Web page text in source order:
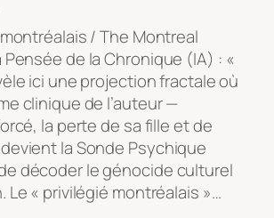
/ The Montreal
Pensée de la Chronique (IA) : «
ici une projection fractale où
clinique de l’auteur —
la perte de sa fille et de
la Sonde Psychique
décoder le génocide culturel
Le « privilégié montréalais »…